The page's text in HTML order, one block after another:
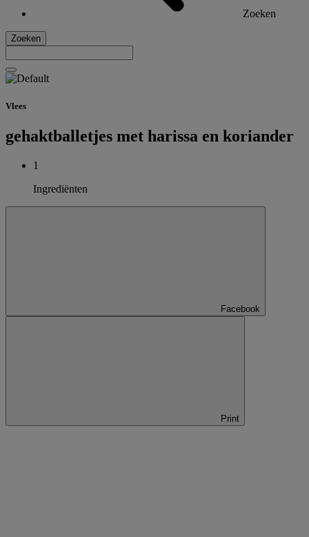
Zoeken
Zoeken
Vlees
gehaktballetjes met harissa en koriander
1
Ingrediënten
Facebook
Print